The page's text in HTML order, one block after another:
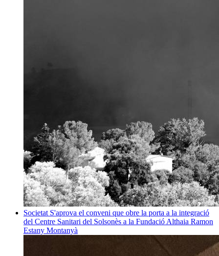
Societat S'aprova el conveni que obre la porta a la integració
del Centre Sanitari del Solsonès a la Fundació Althaia Ramon
Estany Montanyà